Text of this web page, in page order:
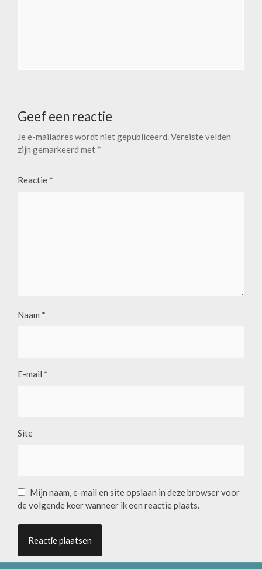
Geef een reactie
Je e-mailadres wordt niet gepubliceerd. Vereiste velden
zijn gemarkeerd met *
Reactie *
Naam *
E-mail *
Site
Mijn naam, e-mail en site opslaan in deze browser voor
de volgende keer wanneer ik een reactie plaats.